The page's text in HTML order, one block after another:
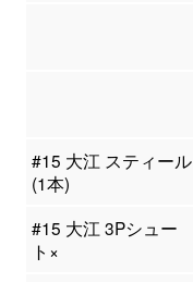
#15 大江 スティール
(1本)
#15 大江 3Pシュー
ト×